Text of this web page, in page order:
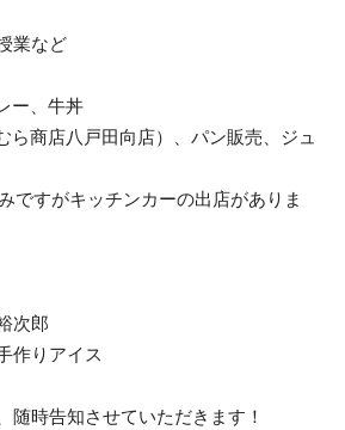
業など
ー、牛丼
商店八戸田向店）、パン販売、ジュ
ですがキッチンカーの出店がありま
次郎
作りアイス
随時告知させていただきます！